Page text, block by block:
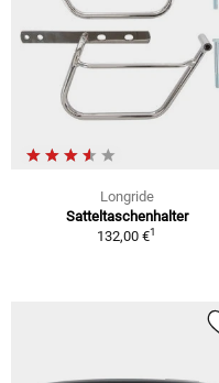
Longride
Satteltaschenhalter
132,00 €1